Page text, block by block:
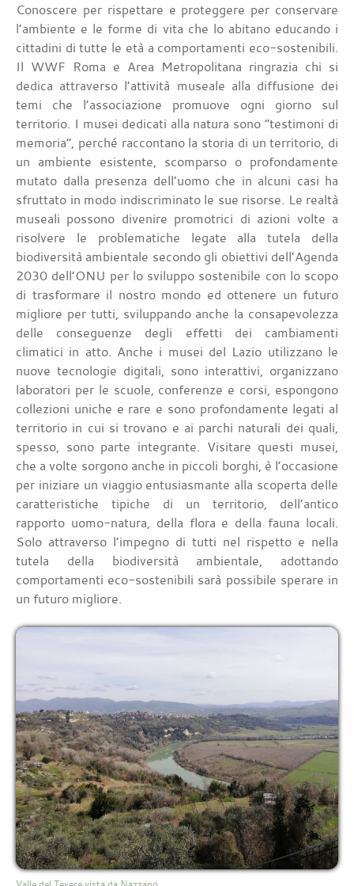
Conoscere per rispettare e proteggere per conservare
l’ambiente e le forme di vita che lo abitano educando i
cittadini di tutte le età a comportamenti eco-sostenibili.
Il WWF Roma e Area Metropolitana ringrazia chi si
dedica attraverso l’attività museale alla diffusione dei
temi che l’associazione promuove ogni giorno sul
territorio. I musei dedicati alla natura sono “testimoni di
memoria”, perché raccontano la storia di un territorio, di
un ambiente esistente, scomparso o profondamente
mutato dalla presenza dell’uomo che in alcuni casi ha
sfruttato in modo indiscriminato le sue risorse. Le realtà
museali possono divenire promotrici di azioni volte a
risolvere le problematiche legate alla tutela della
biodiversità ambientale secondo gli obiettivi dell’Agenda
2030 dell’ONU per lo sviluppo sostenibile con lo scopo
di trasformare il nostro mondo ed ottenere un futuro
migliore per tutti, sviluppando anche la consapevolezza
delle conseguenze degli effetti dei cambiamenti
climatici in atto. Anche i musei del Lazio utilizzano le
nuove tecnologie digitali, sono interattivi, organizzano
laboratori per le scuole, conferenze e corsi, espongono
collezioni uniche e rare e sono profondamente legati al
territorio in cui si trovano e ai parchi naturali dei quali,
spesso, sono parte integrante. Visitare questi musei,
che a volte sorgono anche in piccoli borghi, è l’occasione
per iniziare un viaggio entusiasmante alla scoperta delle
caratteristiche tipiche di un territorio, dell’antico
rapporto uomo-natura, della flora e della fauna locali.
Solo attraverso l’impegno di tutti nel rispetto e nella
tutela della biodiversità ambientale, adottando
comportamenti eco-sostenibili sarà possibile sperare in
un futuro migliore.